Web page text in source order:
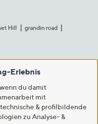
Hill
grandin road
Erlebnis
du damit
mit
& profilbildende
zu Analyse- &